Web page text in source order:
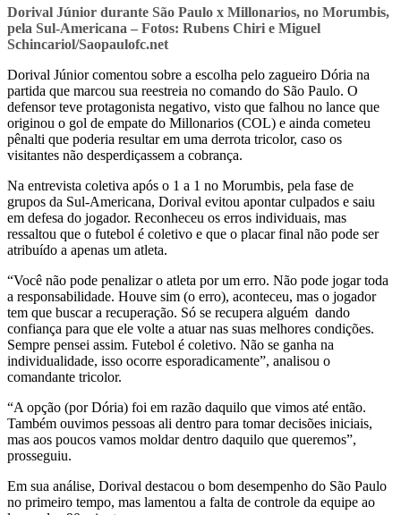
Dorival Júnior durante São Paulo x Millonarios, no Morumbis,
pela Sul-Americana – Fotos: Rubens Chiri e Miguel
Schincariol/Saopaulofc.net
Dorival Júniorcomentou sobre a escolha pelo zagueiro Dória na
partida que marcou sua reestreia no comando do São Paulo. O
defensor teve protagonista negativo, visto que falhou no lance que
originou o gol de empate do Millonarios (COL) e ainda cometeu
pênalti que poderia resultar em uma derrota tricolor, caso os
visitantes não desperdiçassem a cobrança.
Na entrevista coletiva após o 1 a 1 no Morumbis, pela fase de
grupos da Sul-Americana, Dorival evitou apontar culpados e saiu
em defesa do jogador. Reconheceu os erros individuais, mas
ressaltou que o futebol é coletivo e que o placar final não pode ser
atribuído a apenas um atleta.
“Você não pode penalizar o atleta por um erro. Não pode jogar toda
a responsabilidade. Houve sim (o erro), aconteceu, mas o jogador
tem que buscar a recuperação. Só se recupera alguém dando
confiança para que ele volte a atuar nas suas melhores condições.
Sempre pensei assim. Futebol é coletivo. Não se ganha na
individualidade, isso ocorre esporadicamente”, analisou o
comandante tricolor.
“A opção (por Dória) foi em razão daquilo que vimos até então.
Também ouvimos pessoas ali dentro para tomar decisões iniciais,
mas aos poucos vamos moldar dentro daquilo que queremos”,
prosseguiu.
Em sua análise, Dorival destacou o bom desempenho do São Paulo
no primeiro tempo, mas lamentou a falta de controle da equipe ao